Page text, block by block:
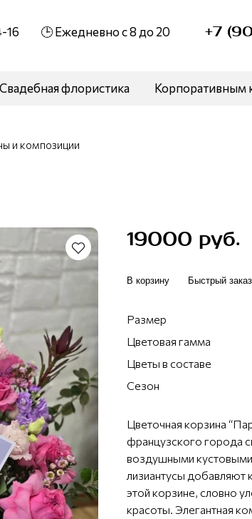
16 🕒 Ежедневно с 8 до 20 +7
Свадебная флористика Корпоративным
и композиции
19000 руб.
В корзину Быстрый заказ
Размер
Цветовая гамма
Цветы в составе
Сезон
Цветочная корзина
французского города
воздушными
лизиантусы
этой корзине, словно
красоты. Элегантная